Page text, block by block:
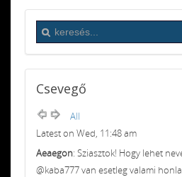
Csevegő
All
Latest on Wed, 11:48 am
Aeaegon: Sziasztok! Hogy lehet
@kaba777 van esetleg valami